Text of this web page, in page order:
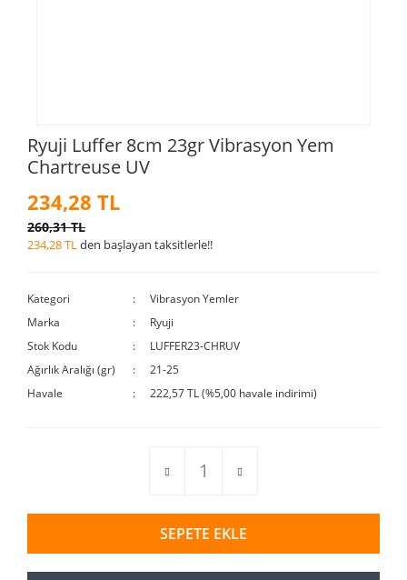
Ryuji Luffer 8cm 23gr Vibrasyon Yem
Chartreuse UV
234,28 TL
260,31 TL
234,28 TLden başlayan taksitlerle!!
Kategori
Vibrasyon Yemler
Marka
Ryuji
Stok Kodu
LUFFER23-CHRUV
Ağırlık Aralığı (gr)
21-25
Havale
222,57 TL (%5,00 havale indirimi)
SEPETE EKLE